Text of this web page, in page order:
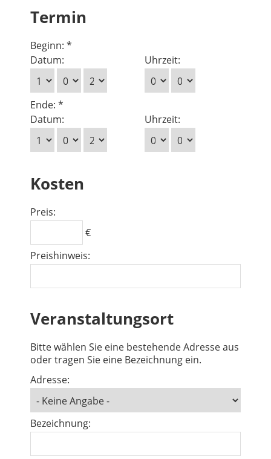
Termin
Beginn: *
Datum:
Uhrzeit:
Ende: *
Datum:
Uhrzeit:
Kosten
Preis:
€
Preishinweis:
Veranstaltungsort
Bitte wählen Sie eine bestehende Adresse aus
oder tragen Sie eine Bezeichnung ein.
Adresse:
Bezeichnung: